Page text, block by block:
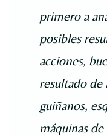
primero a
posibles
acciones,
resultado de
guiñanos,
máquinas